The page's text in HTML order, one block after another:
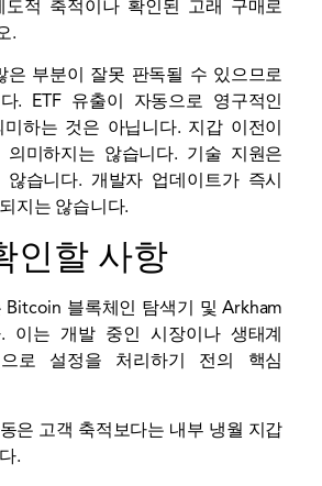
도적 축적이나 확인된 고래 구매로
.
은 부분이 잘못 판독될 수 있으므로
. ETF 유출이 자동으로 영구적인
하는 것은 아닙니다. 지갑 이전이
의미하지는 않습니다. 기술 지원은
않습니다. 개발자 업데이트가 즉시
지는 않습니다.
인할 사항
Bitcoin 블록체인 탐색기 및 Arkham
이는 개발 중인 시장이나 생태계
로 설정을 처리하기 전의 핵심
은 고객 축적보다는 내부 냉월 지갑
.